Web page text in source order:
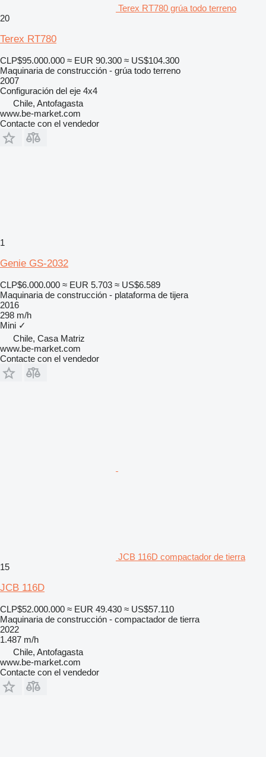
Terex RT780 grúa todo terreno
20
Terex RT780
CLP$95.000.000 ≈ EUR 90.300 ≈ US$104.300
Maquinaria de construcción - grúa todo terreno
2007
Configuración del eje 4x4
Chile, Antofagasta
www.be-market.com
Contacte con el vendedor
1
Genie GS-2032
CLP$6.000.000 ≈ EUR 5.703 ≈ US$6.589
Maquinaria de construcción - plataforma de tijera
2016
298 m/h
Mini ✓
Chile, Casa Matriz
www.be-market.com
Contacte con el vendedor
JCB 116D compactador de tierra
15
JCB 116D
CLP$52.000.000 ≈ EUR 49.430 ≈ US$57.110
Maquinaria de construcción - compactador de tierra
2022
1.487 m/h
Chile, Antofagasta
www.be-market.com
Contacte con el vendedor